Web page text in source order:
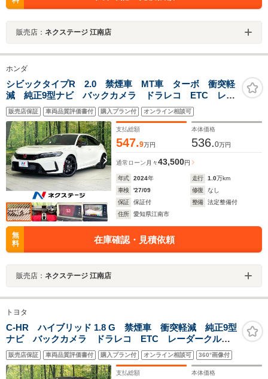
販売店： ネクステージ 江南店
ホンダ
シビックタイプR 2.0 禁煙車 MT車 ターボ 衝突軽
減 純正9型ナビ バックカメラ ドラレコ ETC レー
ダークルーズ コーナーセンサー ブラインドスポット
モニター 車線逸脱警報 LEDヘッド オートライト
オートエアコン
販売店保証 車両品質評価書付 購入プラン付 オンライン相談可
支払総額
547.9万円
本体価格
536.0万円
通常ローン 月々43,500円
年式 2024年 走行 1.0万km
車検
'27/09 修復
なし
保証
保証付 整備
法定整備付
住所
愛知県江南市
無
料
在庫確認・見積依頼
販売店： ネクステージ 江南店
トヨタ
C-HR ハイブリッド 1.8 G 禁煙車 衝突軽減 純正9型
ナビ バックカメラ ドラレコ ETC レーダークルー
ズ コーナーセンサー シートヒーター 車線逸脱警
報 LEDヘッド オートライト オートエアコン LED
フォグ スマートキー
販売店保証 車両品質評価書付 購入プラン付 オンライン相談可 360°画像付
支払総額 本体価格